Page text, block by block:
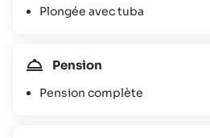
Plongée avec tuba
Pension
Pension complète